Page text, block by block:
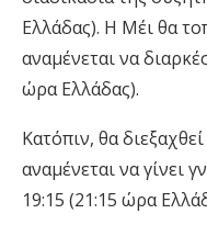
Ελλάδας). Η Μέι θα
αναμένεται να
ώρα Ελλάδας).
Κατόπιν, θα
αναμένεται να γίνει
19:15 (21:15 ώρα